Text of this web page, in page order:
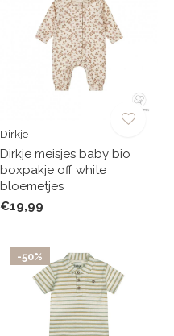
Dirkje
Dirkje meisjes baby bio
boxpakje off white
bloemetjes
€19,99
-50%